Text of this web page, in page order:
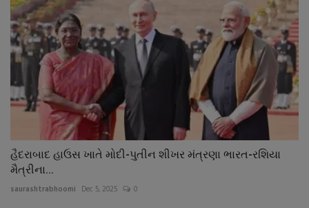
હૈદરાબાદ હાઉસ ખાતે મોદી-પુતીન શીખર મંત્રણા ભારત-રશિયા
મૈત્રીના...
saurashtrabhoomi Dec 5, 2025 0